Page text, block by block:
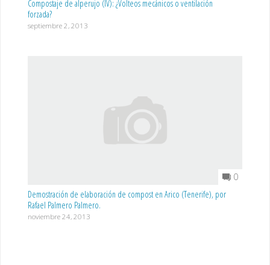
Compostaje de alperujo (IV): ¿Volteos mecánicos o ventilación
forzada?
septiembre 2, 2013
0
Demostración de elaboración de compost en Arico (Tenerife), por
Rafael Palmero Palmero.
noviembre 24, 2013